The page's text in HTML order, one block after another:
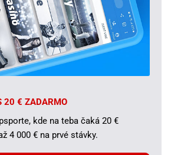
20 € ZADARMO
kde na teba čaká 20 €
4 000 € na prvé stávky.